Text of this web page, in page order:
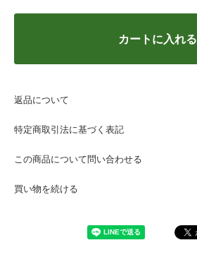
カートに入れる
返品について
特定商取引法に基づく表記
この商品について問い合わせる
買い物を続ける